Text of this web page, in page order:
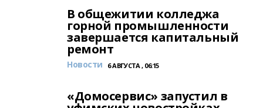
В общежитии колледжа
горной промышленности
завершается капитальный
ремонт
Новости 6 АВГУСТА , 06:15
«Домосервис» запустил в